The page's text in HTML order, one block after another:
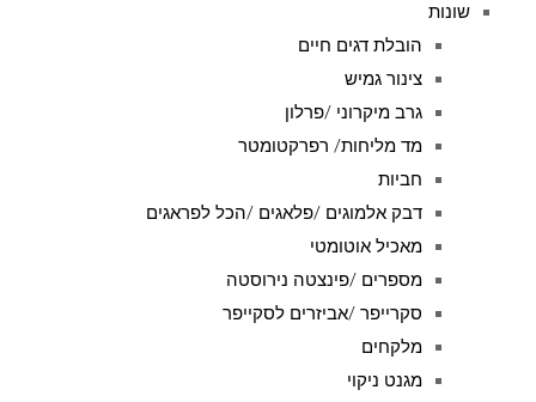
שונות
הובלת דגים חיים
צינור גמיש
גרב מיקרוני /פרלון
מד מליחות/ רפרקטומטר
חביות
דבק אלמוגים /פלאגים /הכל לפראגים
מאכיל אוטומטי
מספרים /פינצטה נירוסטה
סקרייפר /אביזרים לסקייפר
מלקחים
מגנט ניקוי